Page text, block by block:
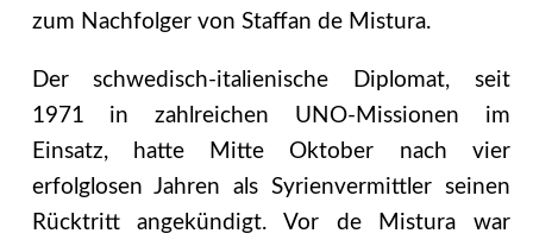
zum Nachfolger von Staffan de Mistura.
Der schwedisch-italienische Diplomat, seit
1971 in zahlreichen UNO-Missionen im
Einsatz, hatte Mitte Oktober nach vier
erfolglosen Jahren als Syrienvermittler seinen
Rücktritt angekündigt. Vor de Mistura war